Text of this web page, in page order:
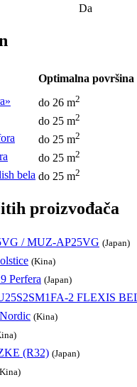
Da
Optimalna površina
do 26 m2
do 25 m2
do 25 m2
do 25 m2
bela do 25 m2
proizvođača
/ MUZ-AP25VG (Japan)
(Kina)
Perfera (Japan)
2 FLEXIS
(Kina)
(R32) (Japan)